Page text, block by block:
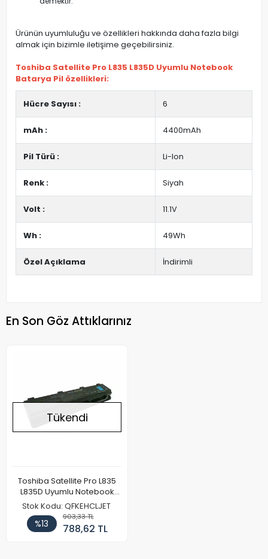
Ürünün uyumluluğu ve özellikleri hakkında daha fazla bilgi
almak için bizimle iletişime geçebilirsiniz.
Toshiba Satellite Pro L835 L835D Uyumlu Notebook
Batarya Pil özellikleri:
Hücre Sayısı : 6
mAh : 4400mAh
Pil Türü : Li-Ion
Renk : Siyah
Volt : 11.1V
Wh : 49Wh
Özel Açıklama İndirimli
En Son Göz Attıklarınız
Tükendi
Toshiba Satellite Pro L835
L835D Uyumlu Notebook
Batarya Pil
Stok Kodu: QFKEHCLJET
%13
903,33 TL
788,62 TL